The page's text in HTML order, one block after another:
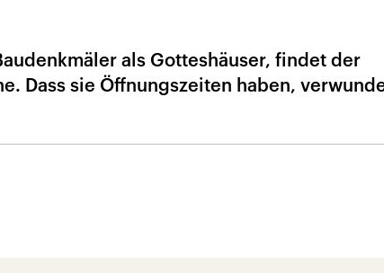
als Gotteshäuser, findet der
Dass sie Öffnungszeiten haben,